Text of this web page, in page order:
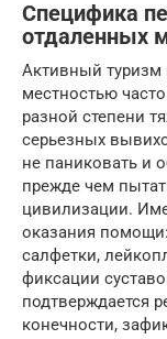
Специфика
отдаленных
Активный туризм
местностью
разной степени
серьезных
не паниковать и
прежде чем
цивилизации.
оказания
салфетки,
фиксации
подтверждается
конечности,